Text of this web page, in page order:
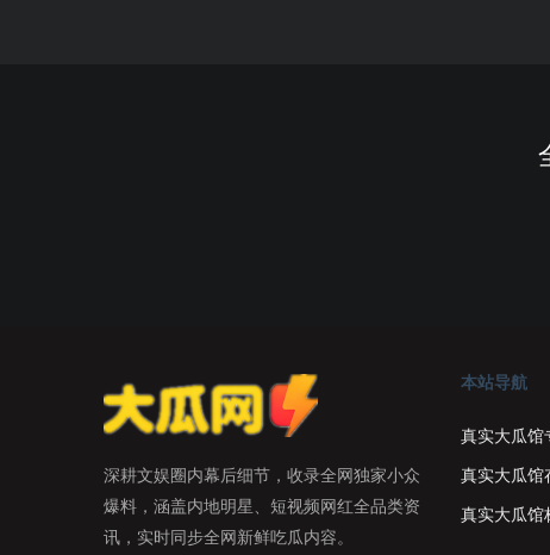
深耕文娱圈内幕后细节，收录全网独家小众
爆料，涵盖内地明星、短视频网红全品类资
讯，实时同步全网新鲜吃瓜内容。
本站导航
真实大瓜馆
真实大瓜馆
真实大瓜馆